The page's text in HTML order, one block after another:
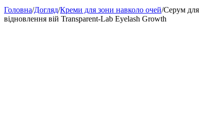
Головна/Догляд/Креми для зони навколо очей/Серум для
відновлення вій Transparent-Lab Eyelash Growth